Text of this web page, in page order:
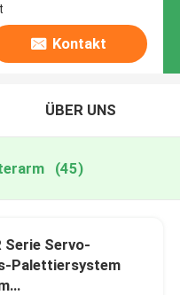
Kontakt
ÜBER UNS
(45)
Serie Servo-
Palettiersystem